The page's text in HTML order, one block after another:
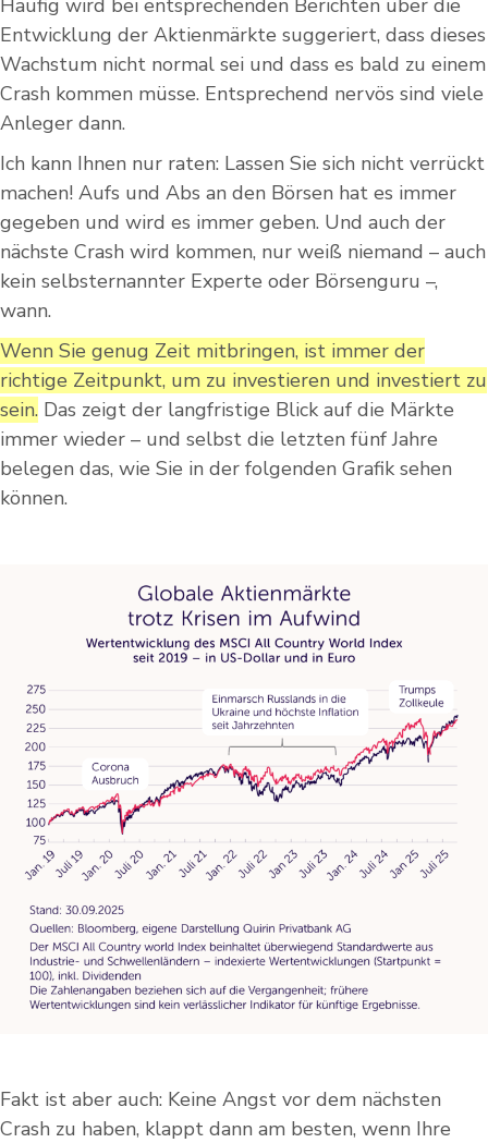
Häufig wird bei entsprechenden Berichten über die
Entwicklung der Aktienmärkte suggeriert, dass dieses
Wachstum nicht normal sei und dass es bald zu einem
Crash kommen müsse. Entsprechend nervös sind viele
Anleger dann.
Ich kann Ihnen nur raten: Lassen Sie sich nicht verrückt
machen! Aufs und Abs an den Börsen hat es immer
gegeben und wird es immer geben. Und auch der
nächste Crash wird kommen, nur weiß niemand – auch
kein selbsternannter Experte oder Börsenguru –,
wann.
Wenn Sie genug Zeit mitbringen, ist immer der
richtige Zeitpunkt, um zu investieren und investiert zu
sein. Das zeigt der langfristige Blick auf die Märkte
immer wieder – und selbst die letzten fünf Jahre
belegen das, wie Sie in der folgenden Grafik sehen
können.
Fakt ist aber auch: Keine Angst vor dem nächsten
Crash zu haben, klappt dann am besten, wenn Ihre